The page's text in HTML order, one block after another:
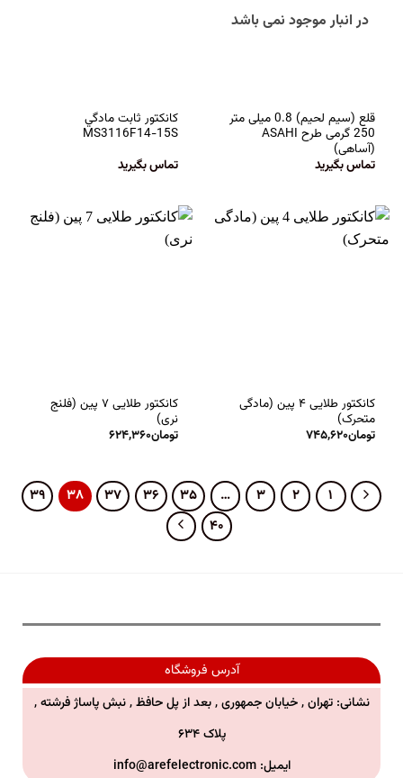
در انبار موجود نمی باشد
قلع (سیم لحیم) 0.8 میلی متر
250 گرمی طرح ASAHI
(آساهی)
تماس بگیرید
كانكتور ثابت مادگي
MS3116F14-15S
تماس بگیرید
کانکتور طلایی ۴ پین (مادگی
متحرک)
تومان۷۴۵,۶۲۰
کانکتور طلایی ۷ پین (فلنج
نری)
تومان۶۲۴,۳۶۰
۱ ۲ ۳ … ۳۵ ۳۶ ۳۷ ۳۸
۳۹
۴۰
آدرس فروشگاه
نشانی: تهران , خیابان جمهوری , بعد از پل حافظ , نبش پاساژ فرشته ,
پلاک ۶۳۴
ایمیل:info@arefelectronic.com